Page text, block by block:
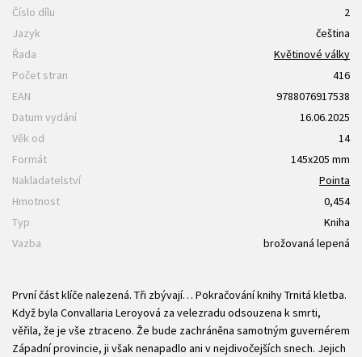
Číslo dílu
2
Jazyk
čeština
Řada
Květinové války
Počet stran
416
EAN
9788076917538
Datum vydání
16.06.2025
Věk od
14
Formát
145x205 mm
Nakladatelství
Pointa
Hmotnost
0,454
Typ
Kniha
Vazba
brožovaná lepená
První část klíče nalezená. Tři zbývají… Pokračování knihy Trnitá kletba.
Když byla Convallaria Leroyová za velezradu odsouzena k smrti,
věřila, že je vše ztraceno. Že bude zachráněna samotným guvernérem
Západní provincie, ji však nenapadlo ani v nejdivočejších snech. Jejich